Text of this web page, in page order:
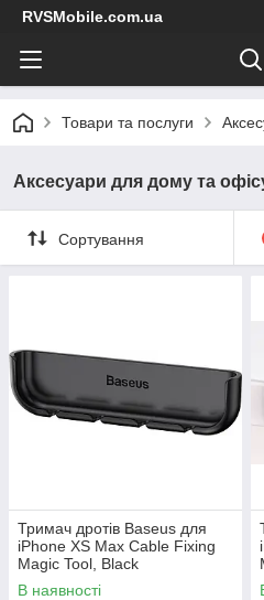
RVSMobile.com.ua
Товари та послуги
Аксесуари для дому та
Сортування
Тримач дротів Baseus для
iPhone XS Max Cable Fixing
Magic Tool, Black
(ACAPIPH65-A01)
В наявності